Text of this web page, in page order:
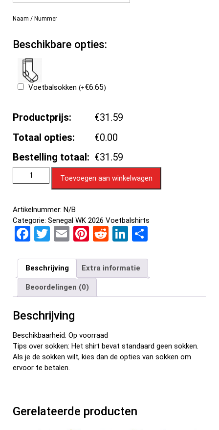
Naam / Nummer
Beschikbare opties:
Voetbalsokken(+€6.65)
Productprijs:
€31.59
Totaal opties:
€0.00
Bestelling totaal: €31.59
Toevoegen aan winkelwagen
Artikelnummer:N/B
Categorie:Senegal WK 2026 Voetbalshirts
F
ce
b
o
o
k
T
tt
er
E
ail
Pi
er
es
t
R
d
di
t
Li
ke
dI
n
e
n
Beschrijving Extra informatie
Beoordelingen (0)
Beschrijving
Beschikbaarheid: Op voorraad
Tips over sokken: Het shirt bevat standaard geen sokken.
Als je de sokken wilt, kies dan de opties van sokken om
ervoor te betalen.
Gerelateerde producten